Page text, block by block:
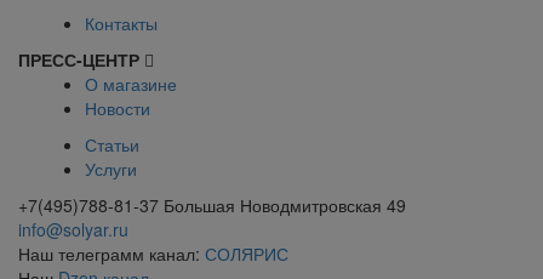
Контакты
ПРЕСС-ЦЕНТР
О магазине
Новости
Статьи
Услуги
+7(495)788-81-37 Большая Новодмитровская 49
info@solyar.ru
Наш телеграмм канал: СОЛЯРИС